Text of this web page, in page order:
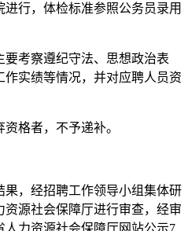
行，体检标准参照公务员录用
考察遵纪守法、思想政治表
实绩等情况，并对应聘人员资
格者，不予递补。
，经招聘工作领导小组集体研
源社会保障厅进行审查，经审
力资源社会保障厅网站公示7